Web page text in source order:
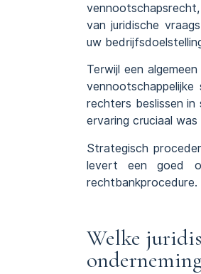
van juridische
uw
Terwijl een
rechters beslissen
ervaring cruciaal
Strategisch
levert een goed
rechtbankprocedure.
Welke